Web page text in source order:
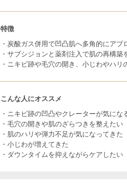
特徴
・炭酸ガス併用で凹凸肌へ多角的にアプ
・サブシジョンと薬剤注入で肌の再構築
・ニキビ跡や毛穴の開き、小じわやハリ
こんな人にオススメ
・ニキビ跡の凹凸やクレーターが気にな
・毛穴の開きや肌のざらつきを整えたい
・肌のハリや弾力不足が気になってきた
・小じわが増えてきた
・ダウンタイムを抑えながらケアしたい